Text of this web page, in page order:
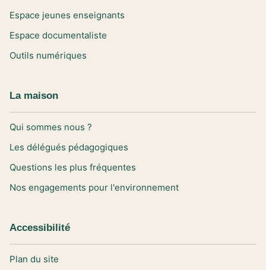
Espace jeunes enseignants
Espace documentaliste
Outils numériques
La maison
Qui sommes nous ?
Les délégués pédagogiques
Questions les plus fréquentes
Nos engagements pour l'environnement
Accessibilité
Plan du site